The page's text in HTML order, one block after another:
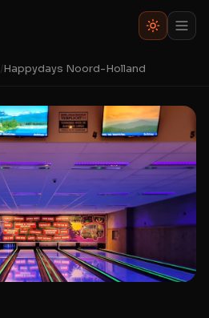
/Happydays Noord-Holland